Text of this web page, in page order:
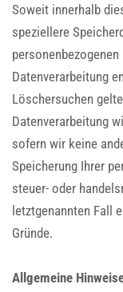
Soweit innerhalb
speziellere
Datenverarbeitung
Löschersuchen
Datenverarbeitung
sofern wir keine
Speicherung Ihrer
steuer- oder
letztgenannten Fall
Gründe.
Allgemeine